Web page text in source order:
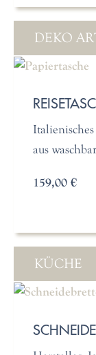
DEKO
aus
159,00 €
KÜCHE